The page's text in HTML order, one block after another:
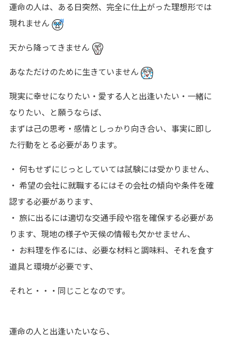
運命の人は、ある日突然、完全に仕上がった理想形では
現れません
天から降ってきません
あなただけのために生きていません
現実に幸せになりたい・愛する人と出逢いたい・一緒に
なりたい、と願うならば、
まずは己の思考・感情としっかり向き合い、事実に即し
た行動をとる必要があります。
・ 何もせずにじっとしていては試験には受かりません、
・ 希望の会社に就職するにはその会社の傾向や条件を確
認する必要があります、
・ 旅に出るには適切な交通手段や宿を確保する必要があ
ります、現地の様子や天候の情報も欠かせません、
・ お料理を作るには、必要な材料と調味料、それを食す
道具と環境が必要です、
それと・・・同じことなのです。
運命の人と出逢いたいなら、